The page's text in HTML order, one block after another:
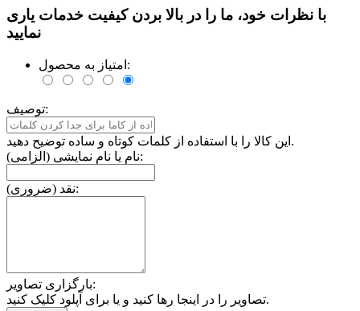
با نظرات خود، ما را در بالا بردن کیفیت خدمات یاری
نمایید
امتیاز به محصول:
توصیف:
این کالا را با استفاده از کلمات کوتاه و ساده توضیح دهید.
نام یا نام نمایشی (الزامی):
نقد (ضروری):
بارگزاری تصاویر:
تصاویر را در اینجا رها کنید و یا برای آپلود کلیک کنید.